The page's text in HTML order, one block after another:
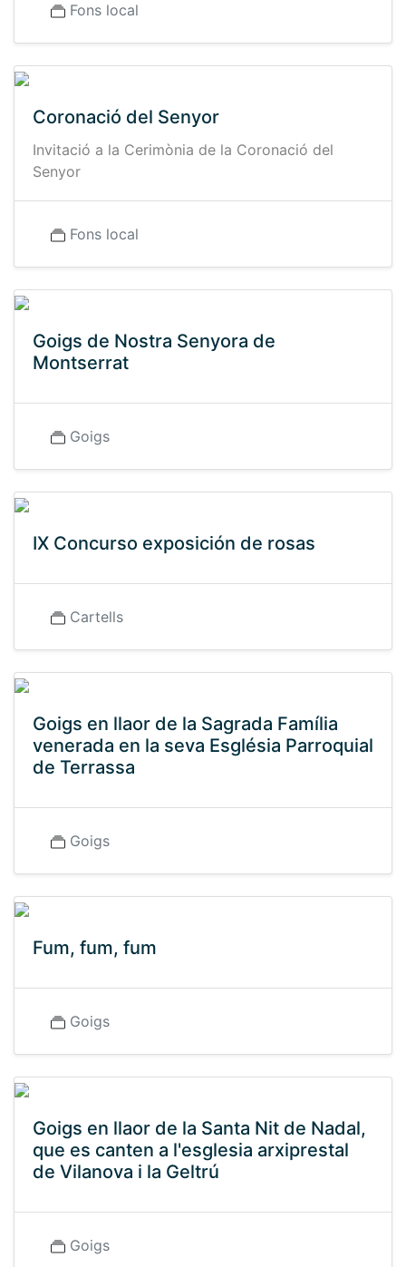
Fons local
Coronació del Senyor
Invitació a la Cerimònia de la Coronació del
Senyor
Fons local
Goigs de Nostra Senyora de
Montserrat
Goigs
IX Concurso exposición de rosas
Cartells
Goigs en llaor de la Sagrada Família
venerada en la seva Església Parroquial
de Terrassa
Goigs
Fum, fum, fum
Goigs
Goigs en llaor de la Santa Nit de Nadal,
que es canten a l'esglesia arxiprestal
de Vilanova i la Geltrú
Goigs